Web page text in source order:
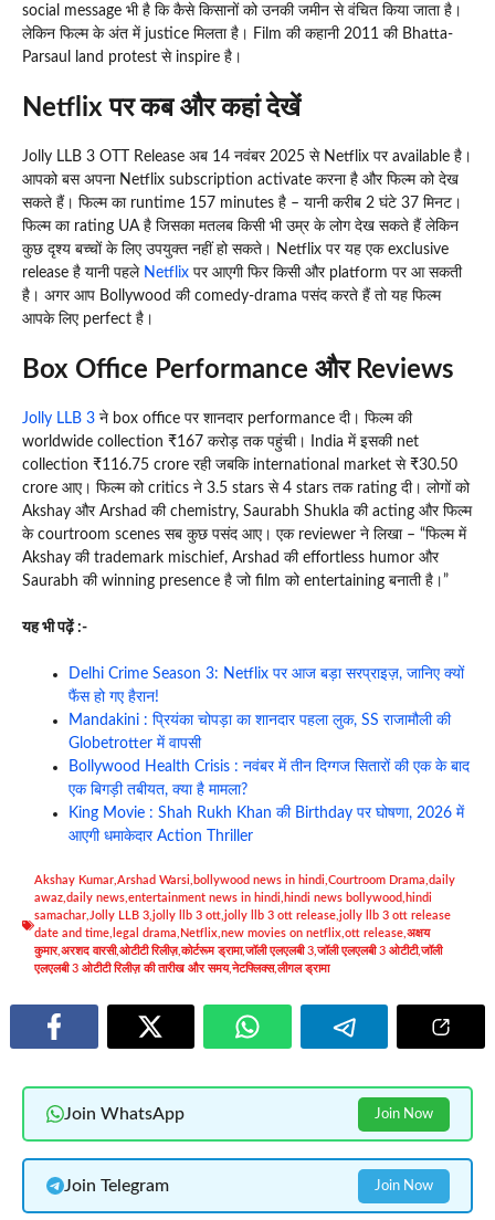
social message भी है कि कैसे किसानों को उनकी जमीन से वंचित किया जाता है।
लेकिन फिल्म के अंत में justice मिलता है। Film की कहानी 2011 की Bhatta-
Parsaul land protest से inspire है।
Netflix पर कब और कहां देखें
Jolly LLB 3 OTT Release अब 14 नवंबर 2025 से Netflix पर available है।
आपको बस अपना Netflix subscription activate करना है और फिल्म को देख
सकते हैं। फिल्म का runtime 157 minutes है – यानी करीब 2 घंटे 37 मिनट।
फिल्म का rating UA है जिसका मतलब किसी भी उम्र के लोग देख सकते हैं लेकिन
कुछ दृश्य बच्चों के लिए उपयुक्त नहीं हो सकते। Netflix पर यह एक exclusive
release है यानी पहले Netflix पर आएगी फिर किसी और platform पर आ सकती
है। अगर आप Bollywood की comedy-drama पसंद करते हैं तो यह फिल्म
आपके लिए perfect है।
Box Office Performance और Reviews
Jolly LLB 3 ने box office पर शानदार performance दी। फिल्म की
worldwide collection ₹167 करोड़ तक पहुंची। India में इसकी net
collection ₹116.75 crore रही जबकि international market से ₹30.50
crore आए। फिल्म को critics ने 3.5 stars से 4 stars तक rating दी। लोगों को
Akshay और Arshad की chemistry, Saurabh Shukla की acting और फिल्म
के courtroom scenes सब कुछ पसंद आए। एक reviewer ने लिखा – “फिल्म में
Akshay की trademark mischief, Arshad की effortless humor और
Saurabh की winning presence है जो film को entertaining बनाती है।”
यह भी पढ़ें :-
Delhi Crime Season 3: Netflix पर आज बड़ा सरप्राइज़, जानिए क्यों
फैंस हो गए हैरान!
Mandakini : प्रियंका चोपड़ा का शानदार पहला लुक, SS राजामौली की
Globetrotter में वापसी
Bollywood Health Crisis : नवंबर में तीन दिग्गज सितारों की एक के बाद
एक बिगड़ी तबीयत, क्या है मामला?
King Movie : Shah Rukh Khan की Birthday पर घोषणा, 2026 में
आएगी धमाकेदार Action Thriller
Akshay Kumar Arshad Warsi bollywood news in hindi Courtroom Drama daily
awaz daily news entertainment news in hindi hindi news bollywood hindi
samachar Jolly LLB 3 jolly llb 3 ott jolly llb 3 ott release jolly llb 3 ott release
date and time legal drama Netflix new movies on netflix ott release अक्षय
कुमार,अरशद वारसी,ओटीटी रिलीज़,कोर्टरूम ड्रामा,जॉली एलएलबी 3,जॉली एलएलबी 3 ओटीटी,जॉली
एलएलबी 3 ओटीटी रिलीज़ की तारीख और समय,नेटफ्लिक्स,लीगल ड्रामा
Join WhatsApp Join Now
Join Telegram Join Now